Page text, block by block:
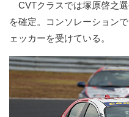
CVTクラスでは塚原啓之
を確定。コンソレーション
ェッカーを受けている。